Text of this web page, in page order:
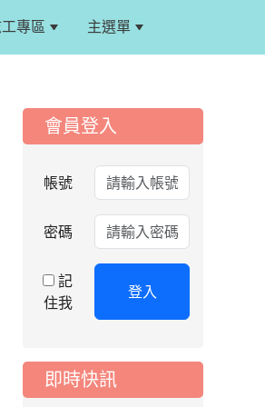
專區 主選單
::: 會員登入
帳號
密碼
記
住我
登入
即時快訊
2026-08-06
公告
115年桃園市運動會國
小游泳比賽楊梅區代
表選手服裝領取通知
2026-08-05
重要
服務班教師甄選簡章
2026-08-03